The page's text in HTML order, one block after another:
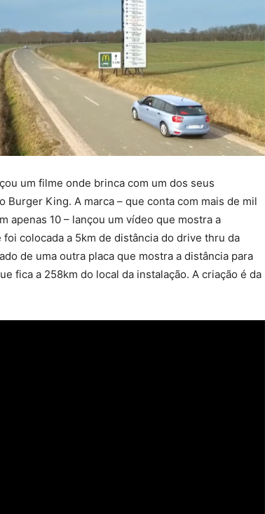
um filme onde brinca com um dos seus
King. A marca – que conta com mais de mil
apenas 10 – lançou um vídeo que mostra a
colocada a 5km de distância do drive thru da
de uma outra placa que mostra a distância para
fica a 258km do local da instalação. A criação é da